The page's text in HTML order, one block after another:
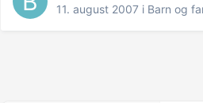
11. august 2007 i Barn og